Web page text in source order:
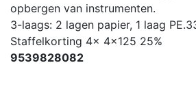
opbergen van instrumenten.
3-laags: 2 lagen papier, 1 laag
Staffelkorting 4x 4x125 25%
9539828082